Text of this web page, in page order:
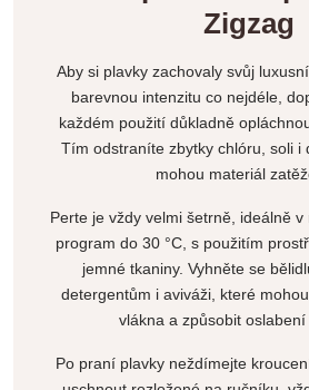
Zigzag
Aby si plavky zachovaly svůj
barevnou intenzitu co nejdéle,
každém použití důkladně
Tím odstraníte zbytky chlóru, soli i
mohou materiál
Perte je vždy velmi šetrně, ideálně
program do 30 °C, s použitím
jemné tkaniny. Vyhněte se
detergentům i aviváži, které
vlákna a způsobit oslabení
Po praní plavky neždímejte